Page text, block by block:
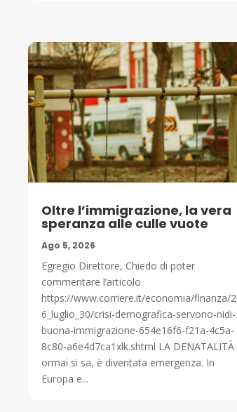
Oltre l’immigrazione, la vera
speranza alle culle vuote
Ago 5, 2026
Egregio Direttore, Chiedo di poter
commentare l’articolo
https://www.corriere.it/economia/finanza/2
6_luglio_30/crisi-demografica-servono-nidi-
buona-immigrazione-654e16f6-f21a-4c5a-
8c80-a6e4d7ca1xlk.shtml LA DENATALITÀ
ormai si sa, è diventata emergenza. In
Europa e...